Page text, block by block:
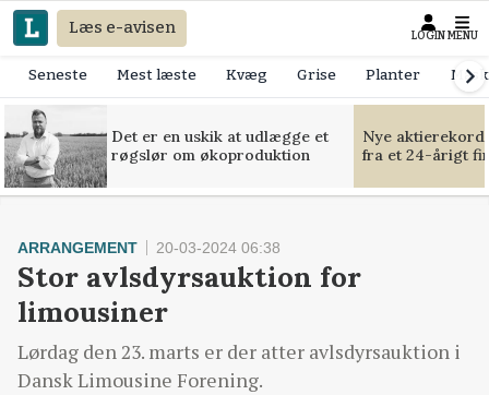
Læs e-avisen LOGIN MENU
Seneste Mest læste Kvæg Grise Planter
Det er en uskik at udlægge et
røgslør om økoproduktion
Nye
fra et 24-årigt
ARRANGEMENT 20-03-2024 06:38
Stor avlsdyrsauktion for
limousiner
Lørdag den 23. marts er der atter avlsdyrsauktion i
Dansk Limousine Forening.